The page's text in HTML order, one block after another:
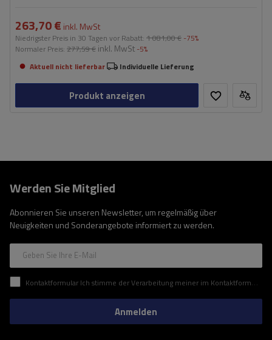
263,70 € inkl. MwSt
Niedrigster Preis in 30 Tagen vor Rabatt: 1 081,00 € -75%
Normaler Preis: 277,59 € inkl. MwSt -5%
Aktuell nicht lieferbar
Individuelle Lieferung
Produkt anzeigen
Werden Sie Mitglied
Abonnieren Sie unseren Newsletter, um regelmäßig über
Neuigkeiten und Sonderangebote informiert zu werden.
Geben Sie Ihre E-Mail
Kontaktformular Ich stimme der Verarbeitung meiner im Kontaktformular enthaltenen personenbezogenen Daten gemäß der Verordnung (EU) des Europäischen Parlaments und des Rates zu.
Anmelden